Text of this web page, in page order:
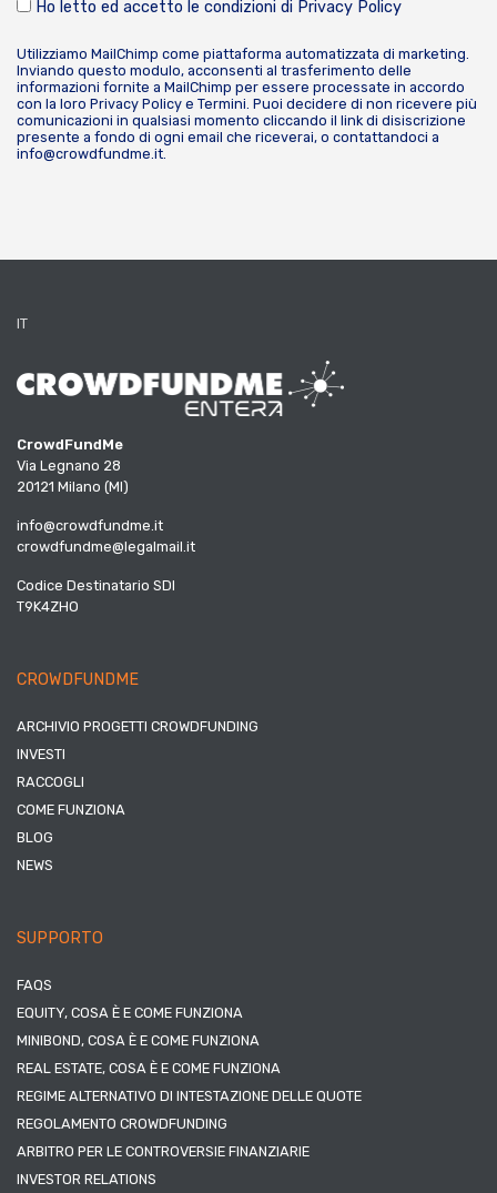
Ho letto ed accetto le condizioni di Privacy Policy
Utilizziamo MailChimp come piattaforma automatizzata di marketing.
Inviando questo modulo, acconsenti al trasferimento delle
informazioni fornite a MailChimp per essere processate in accordo
con la loro Privacy Policy e Termini . Puoi decidere di non ricevere più
comunicazioni in qualsiasi momento cliccando il link di disiscrizione
presente a fondo di ogni email che riceverai, o contattandoci a
info@crowdfundme.it
IT
CrowdFundMe
Via Legnano 28
20121 Milano (MI)
info@crowdfundme.it
crowdfundme@legalmail.it
Codice Destinatario SDI
T9K4ZHO
CROWDFUNDME
ARCHIVIO PROGETTI CROWDFUNDING
INVESTI
RACCOGLI
COME FUNZIONA
BLOG
NEWS
SUPPORTO
FAQS
EQUITY, COSA È E COME FUNZIONA
MINIBOND, COSA È E COME FUNZIONA
REAL ESTATE, COSA È E COME FUNZIONA
REGIME ALTERNATIVO DI INTESTAZIONE DELLE QUOTE
REGOLAMENTO CROWDFUNDING
ARBITRO PER LE CONTROVERSIE FINANZIARIE
INVESTOR RELATIONS